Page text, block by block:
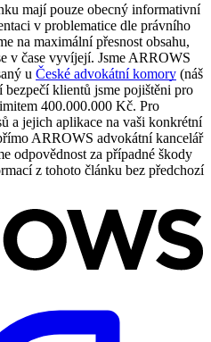
mají pouze obecný informativní
v problematice dle právního
na maximální přesnost obsahu,
v čase vyvíjejí. Jsme ARROWS
u České advokátní komory (náš
klientů jsme pojištěni pro
400.000.000 Kč. Pro
a jejich aplikace na vaši konkrétní
ARROWS advokátní kancelář
odpovědnost za případné škody
z tohoto článku bez předchozí